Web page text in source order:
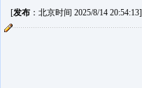
[发布：北京时间 2025/8/14 20:54:13]